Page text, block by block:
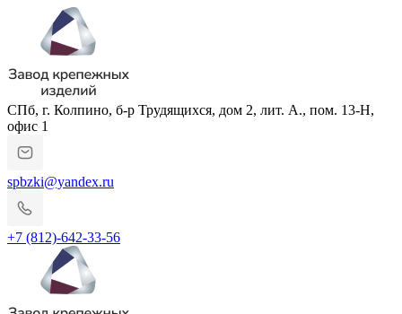
СПб, г. Колпино, б-р Трудящихся, дом 2, лит. А., пом. 13-Н,
офис 1
spbzki@yandex.ru
+7 (812)-642-33-56